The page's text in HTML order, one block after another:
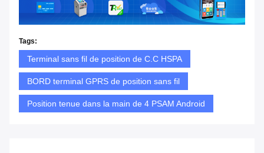
Tags:
Terminal sans fil de position de C.C HSPA
BORD terminal GPRS de position sans fil
Position tenue dans la main de 4 PSAM Android